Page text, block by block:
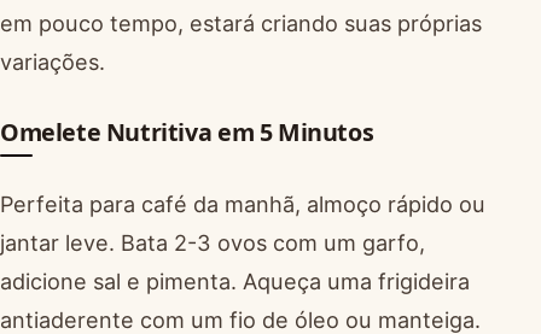
em pouco tempo, estará criando suas próprias
variações.
Omelete Nutritiva em 5 Minutos
Perfeita para café da manhã, almoço rápido ou
jantar leve. Bata 2-3 ovos com um garfo,
adicione sal e pimenta. Aqueça uma frigideira
antiaderente com um fio de óleo ou manteiga.